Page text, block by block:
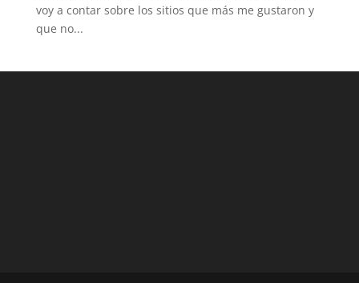
voy a contar sobre los sitios que más me gustaron y
que no...